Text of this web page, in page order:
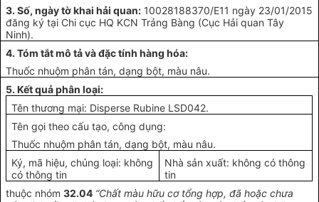
3. Số, ngày tờ khai hải quan: 10028188370/E11 ngày 23/01/2015
đăng ký tại Chi cục HQ KCN Trảng Bàng (Cục Hải quan Tây
Ninh).
4. Tóm tắt mô tả và đặc tính hàng hóa:
Thuốc nhuộm phân tán, dạng bột, màu nâu.
5. Kết quả phânloại:
Tên thương mại: Disperse Rubine LSD042.
Tên gọi theo cấu tạo, công dụng:
Thuốc nhuộm phân tán, dạng bột, màu nâu.
Ký, mã hiệu, chủng loại: không
có thông tin
Nhà sản xuất: không có thông
tin
thuộc nhóm32.04 “Chất màu hữu cơ tổng hợp, đã hoặc chưa